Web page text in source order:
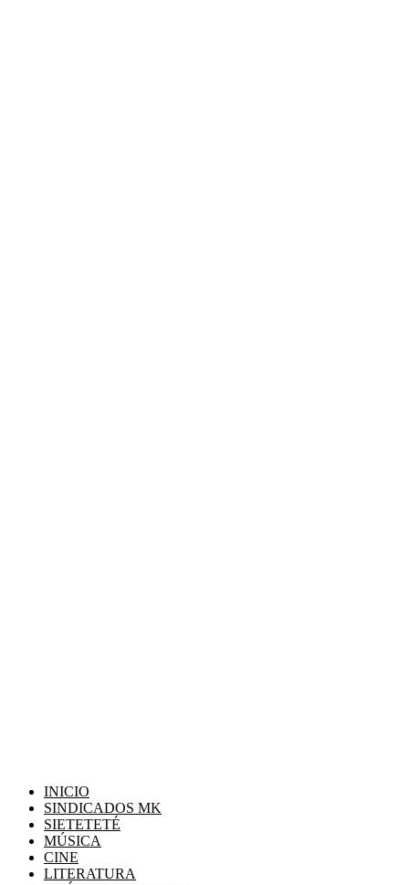
INICIO
SINDICADOS MK
SIETETETÉ
MÚSICA
CINE
LITERATURA